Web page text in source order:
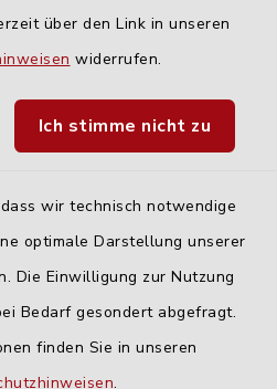
über den Link in unseren
widerrufen.
Ich stimme nicht zu
wir technisch notwendige
optimale Darstellung unserer
Die Einwilligung zur Nutzung
Bedarf gesondert abgefragt.
finden Sie in unseren
.
DING